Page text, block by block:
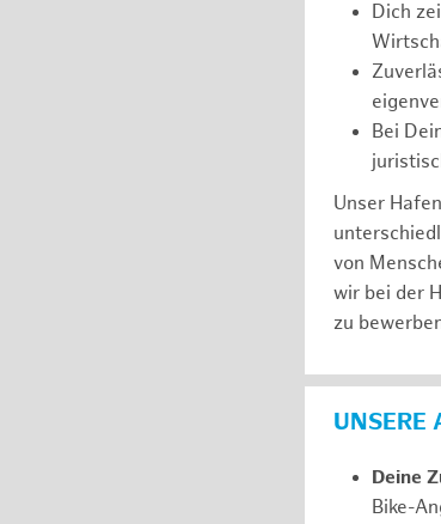
Dich
Bei
Unser
von
wir bei der
zu
UNSERE
Deine
Bike-